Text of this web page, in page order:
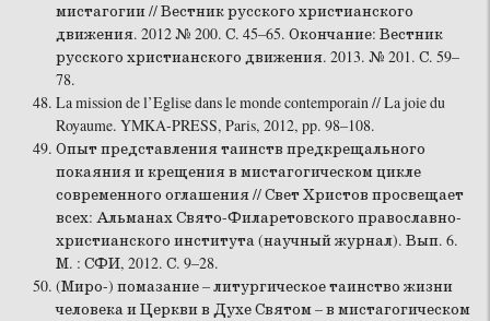
мистагогии // Вестник русского христианского
движения. 2012 № 200. С. 45–65. Окончание: Вестник
русского христианского движения. 2013. № 201. С. 59–
78.
La mission de l’Eglise dans le monde contemporain // La joie du
Royaume. YMKA-PRESS, Paris, 2012, pp. 98–108.
Опыт представления таинств предкрещального
покаяния и крещения в мистагогическом цикле
современного оглашения // Свет Христов просвещает
всех: Альманах Свято-Филаретовского православно-
христианского института (научный журнал). Вып. 6.
М. : СФИ, 2012. С. 9–28.
(Миро-) помазание – литургическое таинство жизни
человека и Церкви в Духе Святом – в мистагогическом